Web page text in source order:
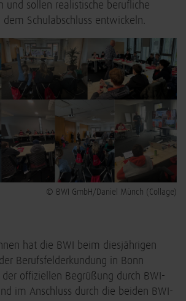
und sollen realistische berufliche
dem Schulabschluss entwickeln.
© BWI GmbH/Daniel Münch (Collage)
hat die BWI beim diesjährigen
Berufsfelderkundung in Bonn
offiziellen Begrüßung durch BWI-
im Anschluss durch die beiden BWI-